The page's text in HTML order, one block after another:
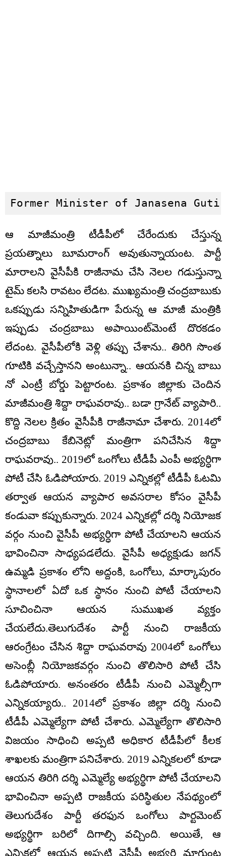
Former Minister of Janasena Guti
ఆ మాజీమంత్రి టీడీపీలో చేరేందుకు చేస్తున్న
ప్రయత్నాలు బూమరాంగ్ అవుతున్నాయంట. పార్టీ
మారాలని వైసీపీకి రాజీనామ చేసి నెలల గడుస్తున్నా
టైమ్ కలసి రావటం లేదట. ముఖ్యమంత్రి చంద్రబాబుకు
ఒకప్పుడు సన్నిహితుడిగా పేరున్న ఆ మాజీ మంత్రికి
ఇప్పుడు చంద్రబాబు అపాయింట్‌మెంటే దొరకడం
లేదంట. వైసీపీలోకి వెళ్లి తప్పు చేశాను.. తిరిగి సొంత
గూటికి వచ్చేస్తానని అంటున్నా.. ఆయనకి చిన్న బాబు
నో ఎంట్రీ బోర్డు పెట్టారంట. ప్రకాశం జిల్లాకు చెందిన
మాజీమంత్రి శిద్దా రాఘవరావు.. బడా గ్రానేట్ వ్యాపారి..
కొద్ది నెలల క్రితం వైసీపీకి రాజీనామా చేశారు. 2014లో
చంద్రబాబు కేబినెట్లో మంత్రిగా పనిచేసిన శిద్దా
రాఘవరావు.. 2019లో ఒంగోలు టీడీపీ ఎంపీ అభ్యర్ధిగా
పోటీ చేసి ఓడిపోయారు. 2019 ఎన్నికల్లో టీడీపీ ఓటమి
తర్వాత ఆయన వ్యాపార అవసరాల కోసం వైసీపీ
కండువా కప్పుకున్నారు. 2024 ఎన్నికల్లో దర్శి నియోజక
వర్గం నుంచి వైసీపీ అభ్యర్ధిగా పోటీ చేయాలని ఆయన
భావించినా సాధ్యపడలేదు. వైసీపీ అధ్యక్షుడు జగన్
ఉమ్మడి ప్రకాశం లోని అద్దంకి, ఒంగోలు, మార్కాపురం
స్థానాలలో ఏదో ఒక స్థానం నుంచి పోటీ చేయాలని
సూచించినా ఆయన సుముఖత వ్యక్తం
చేయలేదు.తెలుగుదేశం పార్టీ నుంచి రాజకీయ
ఆరంగ్రేటం చేసిన శిద్దా రాఘవరావు 2004లో ఒంగోలు
అసెంబ్లీ నియోజకవర్గం నుంచి తొలిసారి పోటీ చేసి
ఓడిపోయారు. అనంతరం టీడీపీ నుంచి ఎమ్మెల్సీగా
ఎన్నికయ్యారు.. 2014లో ప్రకాశం జిల్లా దర్శి నుంచి
టీడీపీ ఎమ్మెల్యేగా పోటీ చేశారు. ఎమ్మెల్యేగా తొలిసారి
విజయం సాధించి అప్పటి అధికార టీడీపీలో కీలక
శాఖలకు మంత్రిగా పనిచేశారు. 2019 ఎన్నికలలో కూడా
ఆయన తిరిగి దర్శి ఎమ్మెల్యే అభ్యర్థిగా పోటీ చేయాలని
భావించినా అప్పటి రాజకీయ పరిస్థితుల నేపథ్యంలో
తెలుగుదేశం పార్టీ తరఫున ఒంగోలు పార్టమెంట్
అభ్యర్థిగా బరిలో దిగాల్సి వచ్చింది. అయితే, ఆ
ఎన్నికల్లో ఆయన అప్పటి వైసీపీ అభ్యర్ది మాగుంట